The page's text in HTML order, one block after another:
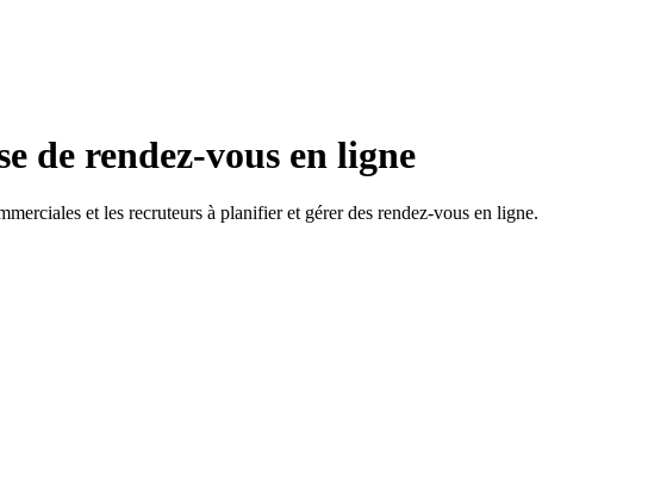
de rendez-vous en ligne
et les recruteurs à planifier et gérer des rendez-vous en ligne.